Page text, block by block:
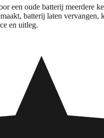
een oude batterij meerdere
batterij laten vervangen,
en uitleg.